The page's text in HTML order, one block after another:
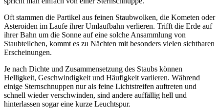
Oft stammen die Partikel aus feinen Staubwolken, die Kometen oder
Asteroiden im Laufe ihrer Umlaufbahn verlieren. Trifft die Erde auf
ihrer Bahn um die Sonne auf eine solche Ansammlung von
Staubteilchen, kommt es zu Nächten mit besonders vielen sichtbaren
Erscheinungen.
Je nach Dichte und Zusammensetzung des Staubs können
Helligkeit, Geschwindigkeit und Häufigkeit variieren. Während
einige Sternschnuppen nur als feine Lichtstreifen auftreten und
schnell wieder verschwinden, sind andere auffällig hell und
hinterlassen sogar eine kurze Leuchtspur.